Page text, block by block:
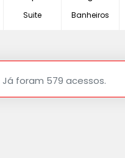
Suite Banheiros
Já foram 579 acessos.